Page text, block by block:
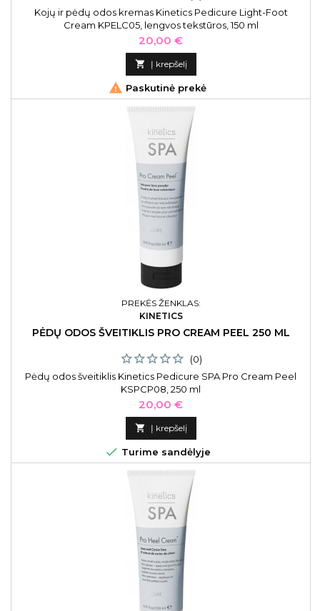
Kojų ir pėdų odos kremas Kinetics Pedicure Light-Foot
Cream KPELC05, lengvos tekstūros, 150 ml
Kaina
20,00 €
 Į krepšelį
 Paskutinė prekė
PREKĖS ŽENKLAS:
KINETICS
PĖDŲ ODOS ŠVEITIKLIS PRO CREAM PEEL 250 ML
(0)
Pėdų odos šveitiklis Kinetics Pedicure SPA Pro Cream Peel
KSPCP08, 250 ml
Kaina
20,00 €
 Į krepšelį
 Turime sandėlyje